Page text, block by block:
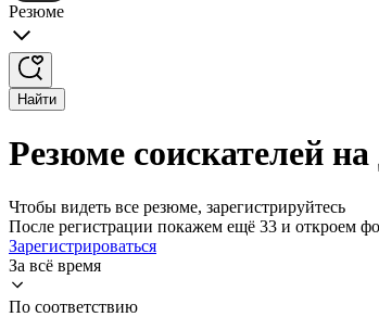
Резюме
Найти
Резюме соискателей
Чтобы видеть все резюме, зарегистрируйтесь
После регистрации покажем ещё 33 и откроем
Зарегистрироваться
За всё время
По соответствию